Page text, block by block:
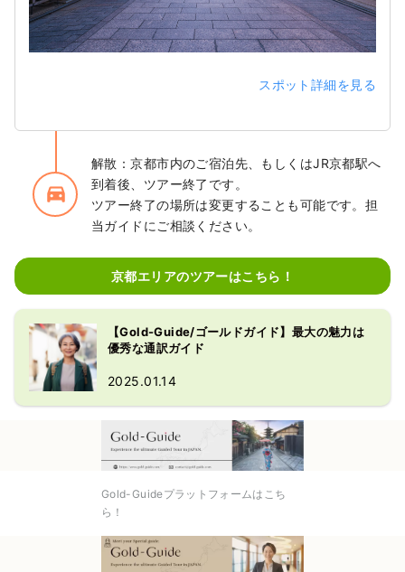
スポット詳細を見る
directions_car_filled
解散：京都市内のご宿泊先、もしくはJR京都駅へ
到着後、ツアー終了です。
ツアー終了の場所は変更することも可能です。担
当ガイドにご相談ください。
京都エリアのツアーはこちら！
【Gold-Guide/ゴールドガイド】最大の魅力は
優秀な通訳ガイド
2025.01.14
Gold-Guideプラットフォームはこち
ら！